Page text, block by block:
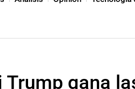
Trump gana